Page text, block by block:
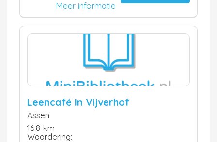
Meer informatie
Leencafé In Vijverhof
Assen
16.8 km
Waardering: